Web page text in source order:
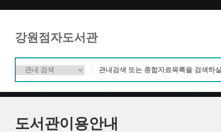
강원점자도서관
도서관이용안내